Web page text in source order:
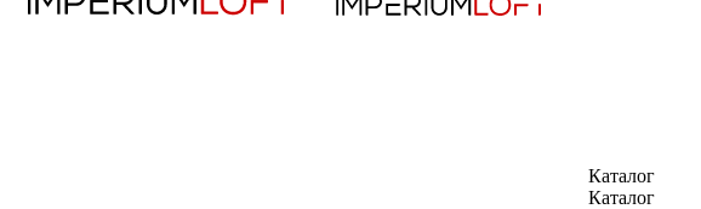
Каталог
Каталог